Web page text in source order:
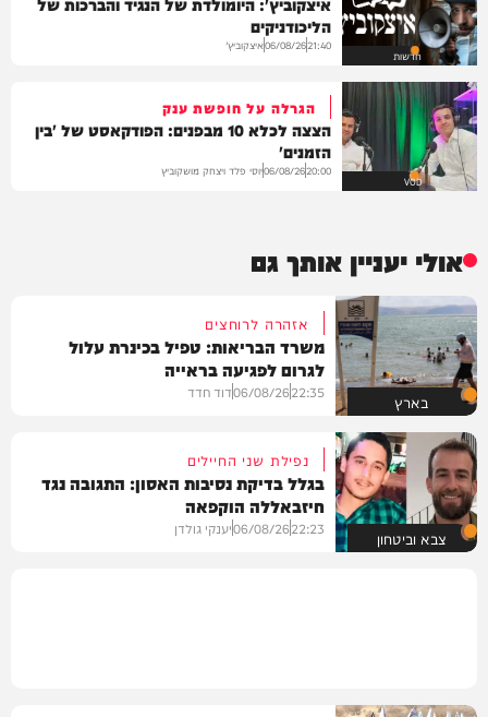
חדשות
הליכודניקים
21:40
06/08/26איצקוביץ'
VOD
הגרלה על חופשת ענק
הצצה לכלא 10 מבפנים: הפודקאסט של 'בין
הזמנים'
20:00
06/08/26יוסי פלד ויצחק מושקוביץ
אולי יעניין אותך גם
בארץ
אזהרה לרוחצים
משרד הבריאות: טפיל בכינרת עלול
לגרום לפגיעה בראייה
22:35
06/08/26דוד חדד
צבא וביטחון
נפילת שני החיילים
בגלל בדיקת נסיבות האסון: התגובה נגד
חיזבאללה הוקפאה
22:23
06/08/26יענקי גולדן